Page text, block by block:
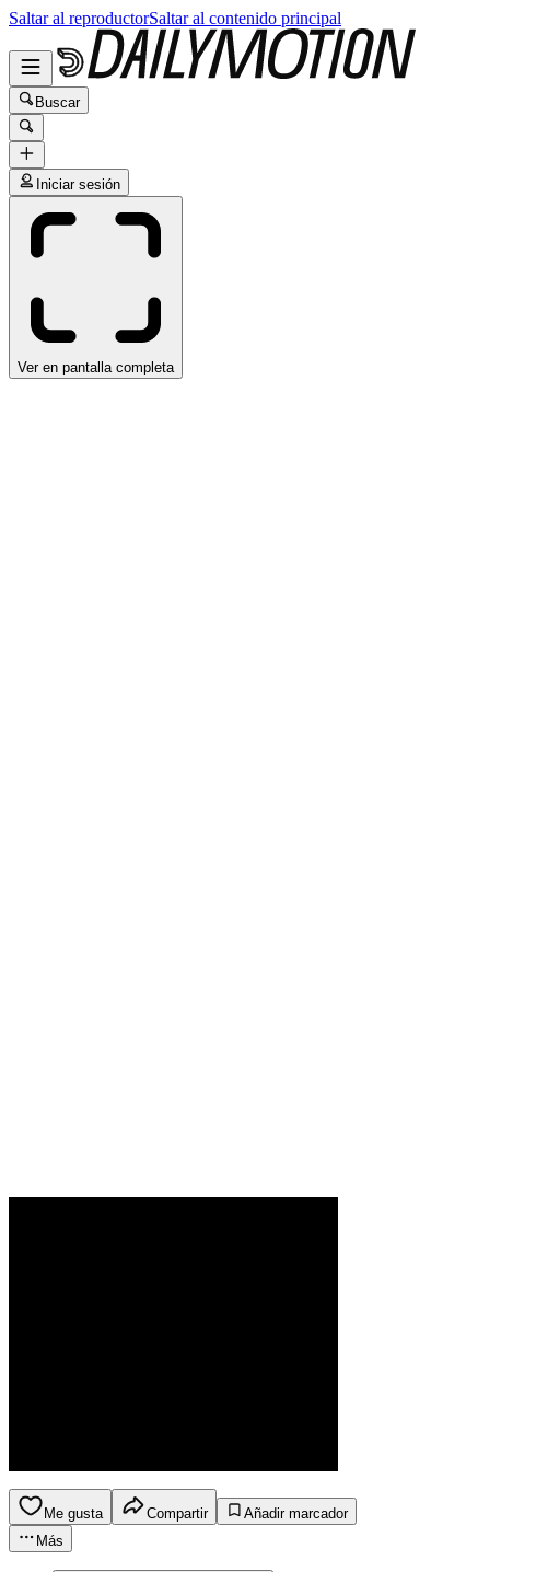
Saltar al reproductorSaltar al contenido principal
Buscar
Iniciar sesión
Ver en pantalla completa
Me gusta Compartir
Añadir marcador
Más